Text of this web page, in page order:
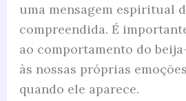
uma mensagem espiritual
compreendida. É
ao comportamento do
às nossas próprias
quando ele aparece.